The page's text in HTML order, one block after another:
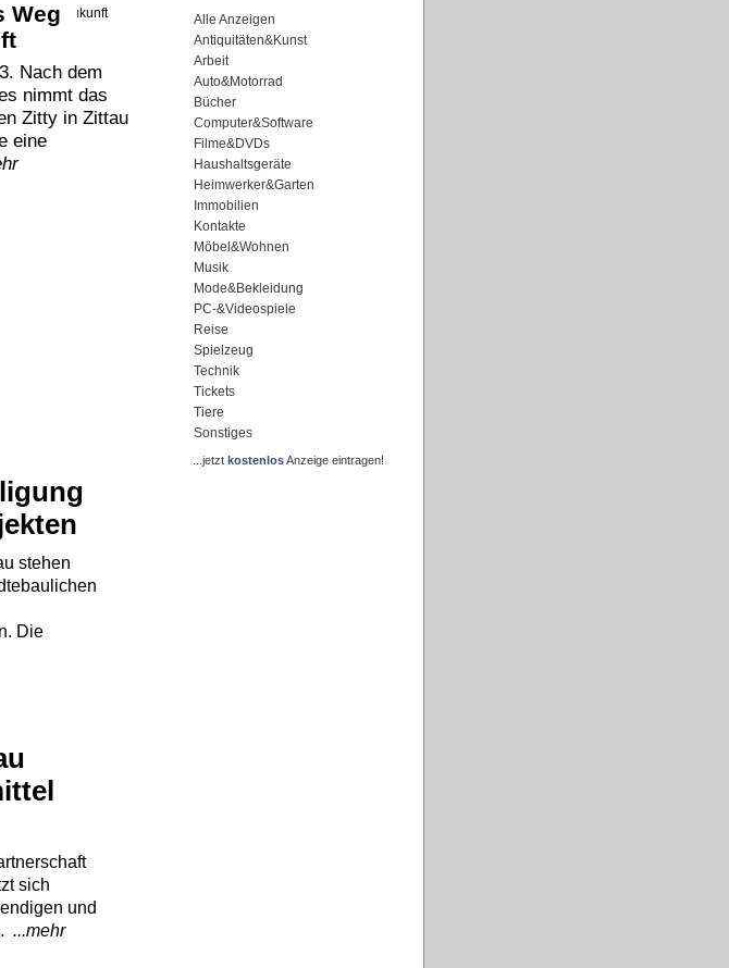
Weg
Nach dem
nimmt das
Zitty in Zittau
eine
stehen
Die
sich
und
...mehr
Alle Anzeigen
Antiquitäten&Kunst
Arbeit
Auto&Motorrad
Bücher
Computer&Software
Filme&DVDs
Haushaltsgeräte
Heimwerker&Garten
Immobilien
Kontakte
Möbel&Wohnen
Musik
Mode&Bekleidung
PC-&Videospiele
Reise
Spielzeug
Technik
Tickets
Tiere
Sonstiges
...jetzt kostenlosAnzeige eintragen!